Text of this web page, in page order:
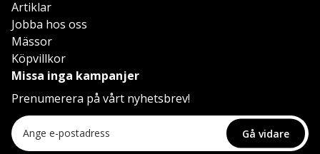
Artiklar
Jobba hos oss
Mässor
Köpvillkor
Missa inga kampanjer
Prenumerera på vårt nyhetsbrev!
Gå vidare